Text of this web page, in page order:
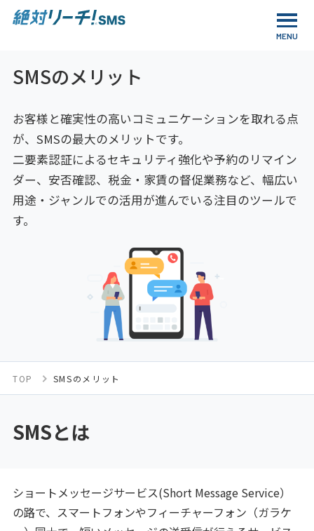
SMSのメリット
お客様と確実性の高いコミュニケーションを取れる点
が、SMSの最大のメリットです。
二要素認証によるセキュリティ強化や予約のリマイン
ダー、安否確認、税金・家賃の督促業務など、幅広い
用途・ジャンルでの活用が進んでいる注目のツールで
す。
TOP SMSのメリット
SMSとは
ショートメッセージサービス(Short Message Service）
の路で、スマートフォンやフィーチャーフォン（ガラケ